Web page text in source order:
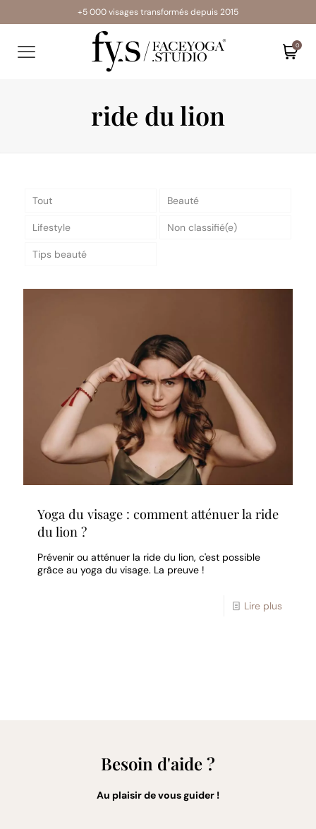
+5 000 visages transformés depuis 2015
0
ride du lion
Tout Beauté
Lifestyle Non classifié(e)
Tips beauté
Yoga du visage : comment atténuer la ride
du lion ?
Prévenir ou atténuer la ride du lion, c'est possible
grâce au yoga du visage. La preuve !
Lire plus
Besoin d'aide ?
Au plaisir de vous guider !